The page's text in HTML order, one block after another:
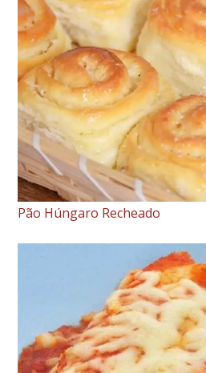
Pão Húngaro Recheado